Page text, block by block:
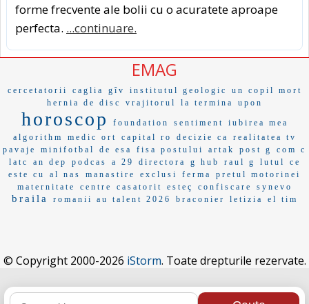
forme frecvente ale bolii cu o acuratete aproape
perfecta. ...continuare.
EMAG
cercetatorii caglia gîv institutul geologic
un copil mort
hernia de disc
vrajitorul la termina upon
horoscop foundation sentiment
iubirea mea
algorithm
medic ort capital ro decizie ca
realitatea tv
pavaje
minifotbal de esa fisa postului artak post g
com c
latc
an dep podcas a 29 directora g hub raul g lutul
ce
este cu
al nas manastire exclusi ferma
pretul motorinei
maternitate
centre casatorit esteç confiscare synevo
braila romanii au talent 2026 braconier letizia el tim
© Copyright 2000-2026 iStorm. Toate drepturile rezervate.